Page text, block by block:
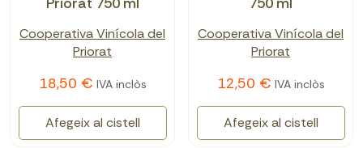
Cooperativa Vinícola del
Priorat
18,50 € IVA inclòs
Afegeix al cistell
Cooperativa Vinícola del
Priorat
12,50 € IVA inclòs
Afegeix al cistell